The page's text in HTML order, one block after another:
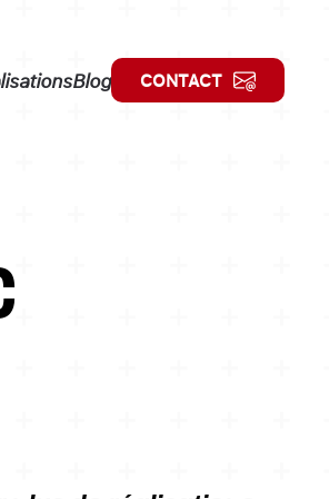
Blog CONTACT